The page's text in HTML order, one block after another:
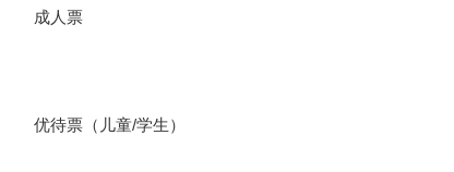
成人票
优待票（儿童/学生）